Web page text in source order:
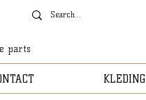
parts
KLEDING